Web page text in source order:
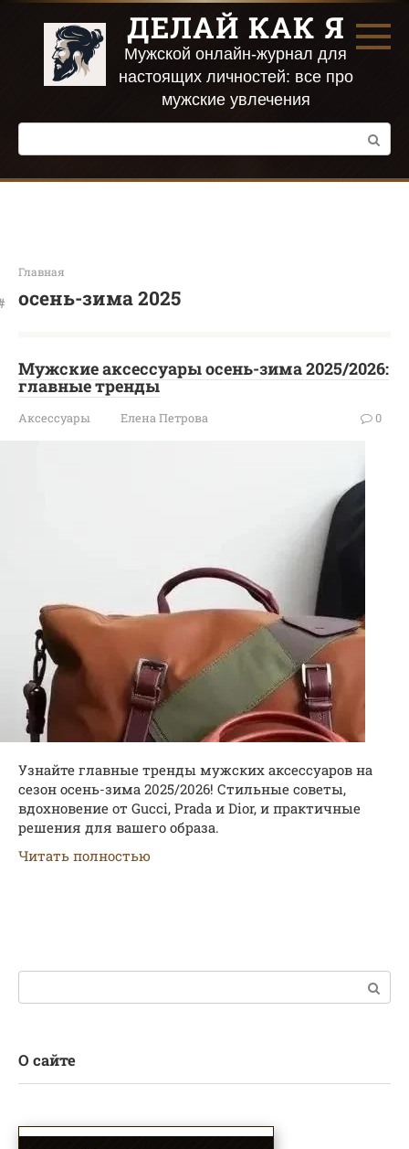
Перейти
контенту
ДЕЛАЙ КАК Я
Мужской онлайн-журнал для
настоящих личностей: все про
мужские увлечения
Поиск:
Главная
осень-зима 2025
Мужские аксессуары осень-зима 2025/2026:
главные тренды
Аксессуары Елена Петрова 0
Узнайте главные тренды мужских аксессуаров на
сезон осень-зима 2025/2026! Стильные советы,
вдохновение от Gucci, Prada и Dior, и практичные
решения для вашего образа.
Читать полностью
Поиск:
О сайте